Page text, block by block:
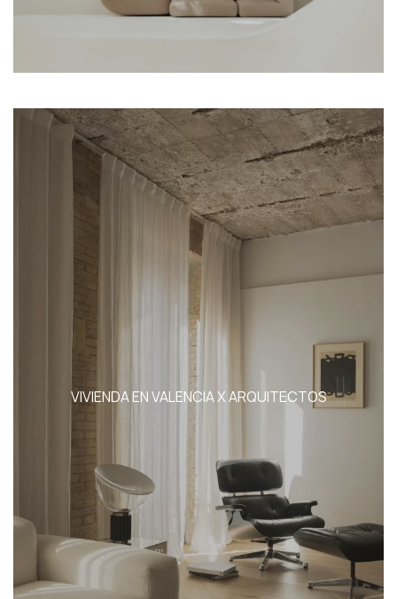
VIVIENDA EN VALENCIA X ARQUITECTOS